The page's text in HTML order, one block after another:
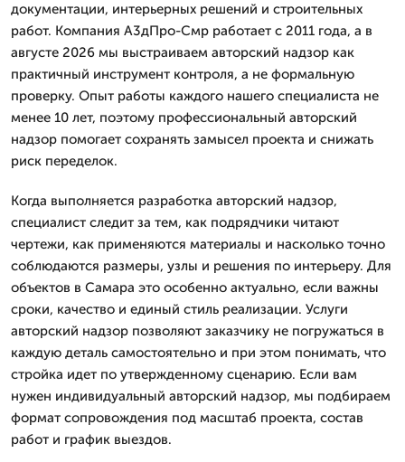
документации, интерьерных решений и строительных
работ. Компания А3дПро-Смр работает с 2011 года, а в
августе 2026 мы выстраиваем авторский надзор как
практичный инструмент контроля, а не формальную
проверку. Опыт работы каждого нашего специалиста не
менее 10 лет, поэтому профессиональный авторский
надзор помогает сохранять замысел проекта и снижать
риск переделок.
Когда выполняется разработка авторский надзор,
специалист следит за тем, как подрядчики читают
чертежи, как применяются материалы и насколько точно
соблюдаются размеры, узлы и решения по интерьеру. Для
объектов в Самара это особенно актуально, если важны
сроки, качество и единый стиль реализации. Услуги
авторский надзор позволяют заказчику не погружаться в
каждую деталь самостоятельно и при этом понимать, что
стройка идет по утвержденному сценарию. Если вам
нужен индивидуальный авторский надзор, мы подбираем
формат сопровождения под масштаб проекта, состав
работ и график выездов.